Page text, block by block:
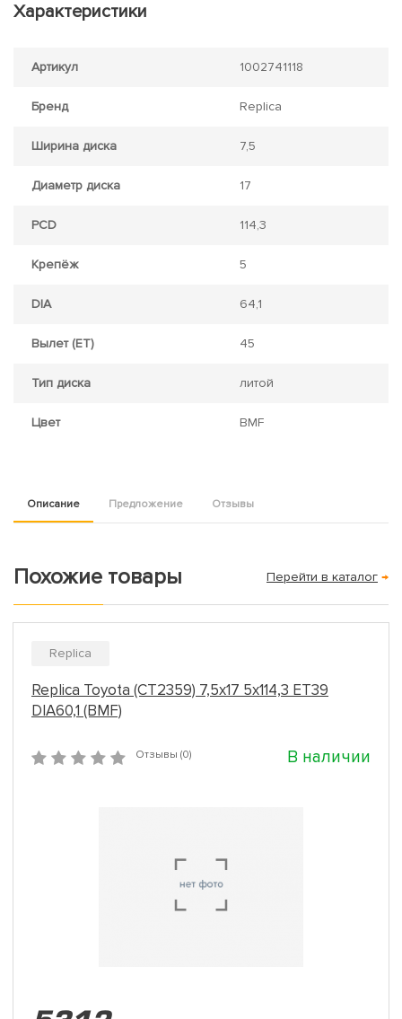
Характеристики
Артикул 1002741118
Бренд Replica
Ширина диска 7,5
Диаметр диска 17
PCD 114,3
Крепёж 5
DIA 64,1
Вылет (ET) 45
Тип диска литой
Цвет BMF
Описание Предложение Отзывы
Похожие товары Перейти в каталог →
Replica
Replica Toyota (CT2359) 7,5x17 5x114,3 ET39
DIA60,1 (BMF)
Отзывы (0) В наличии